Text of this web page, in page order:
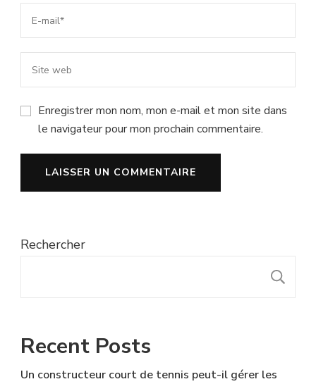
Enregistrer mon nom, mon e-mail et mon site dans
le navigateur pour mon prochain commentaire.
Rechercher
Recent Posts
Un constructeur court de tennis peut-il gérer les